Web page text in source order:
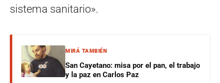
sistema sanitario».
MIRÁ TAMBIÉN
San Cayetano: misa por el pan, el trabajo
y la paz en Carlos Paz